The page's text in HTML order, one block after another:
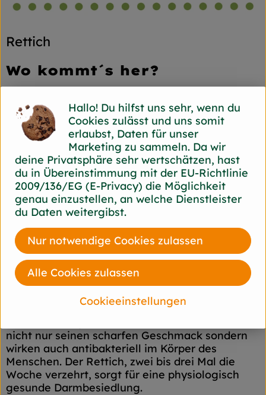
Rettich
Wo kommt´s her?
Ostens und eroberte sich anschließend rasch
den Mittelmeerraum. Heute wird er auch bei uns
auf dem Feld oder im Treibhaus angebaut.
Wie verwende ich´s?
Das Rettich-Grün wird abgetrennt und die
Wurzelenden entfernt. Die gesäuberte Schale
kann bei Rettichen aus der Ökokiste
mitgegessen werden. Also einfach nach
Belieben aufschneiden z.B. spiralförmig oder
grob geraffelt und als Beilage zur Brotzeit
genießen.
Was ist drin?
nicht nur seinen scharfen Geschmack sondern
wirken auch antibakteriell im Körper des
Menschen. Der Rettich, zwei bis drei Mal die
Woche verzehrt, sorgt für eine physiologisch
gesunde Darmbesiedlung.
Hallo! Du hilfst uns sehr, wenn du
Cookies zulässt und uns somit
erlaubst, Daten für unser
Marketing zu sammeln. Da wir
deine Privatsphäre sehr wertschätzen, hast
du in Übereinstimmung mit der EU-Richtlinie
2009/136/EG (E-Privacy) die Möglichkeit
genau einzustellen, an welche Dienstleister
du Daten weitergibst.
Cookieeinstellungen
Nur notwendige Cookies zulassen
Alle Cookies zulassen